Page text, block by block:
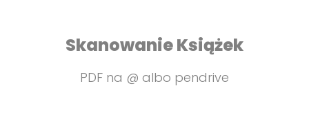
Skanowanie Książek
PDF na @ albo pendrive